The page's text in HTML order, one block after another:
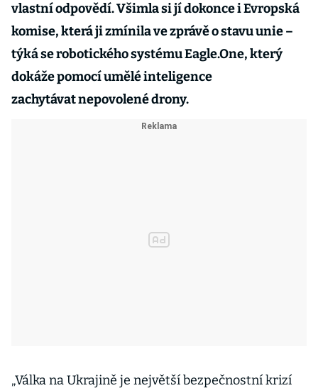
vlastní odpovědí. Všimla si jí dokonce i Evropská
komise, která ji zmínila ve zprávě o stavu unie –
týká se robotického systému Eagle.One, který
dokáže pomocí umělé inteligence
zachytávat nepovolené drony.
„Válka na Ukrajině je největší bezpečnostní krizí